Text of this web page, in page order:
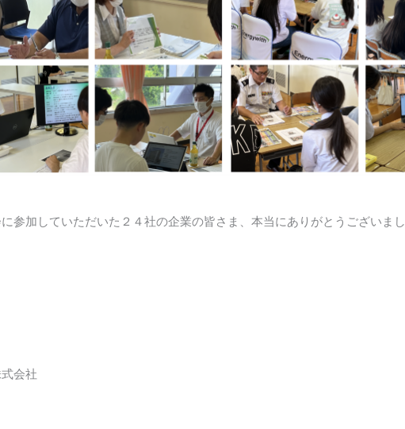
参加していただいた２４社の企業の皆さま、本当にありがとうございま
会社